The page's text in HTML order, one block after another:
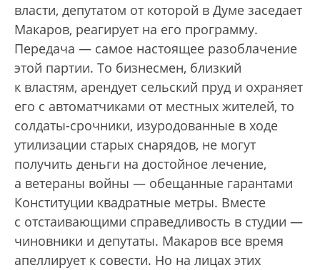
власти, депутатом от которой в Думе заседает
Макаров, реагирует на его программу.
Передача — самое настоящее разоблачение
этой партии. То бизнесмен, близкий
к властям, арендует сельский пруд и охраняет
его с автоматчиками от местных жителей, то
солдаты-срочники, изуродованные в ходе
утилизации старых снарядов, не могут
получить деньги на достойное лечение,
а ветераны войны — обещанные гарантами
Конституции квадратные метры. Вместе
с отстаивающими справедливость в студии —
чиновники и депутаты. Макаров все время
апеллирует к совести. Но на лицах этих